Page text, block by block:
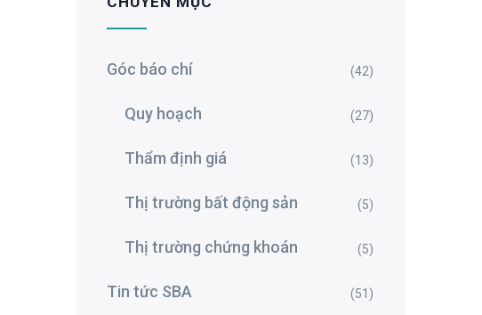
Góc báo chí (42)
Quy hoạch (27)
Thẩm định giá (13)
Thị trường bất động sản (5)
Thị trường chứng khoán (5)
Tin tức SBA (51)